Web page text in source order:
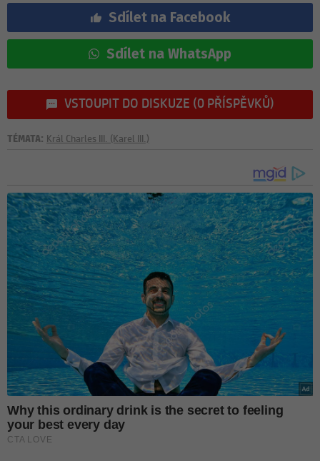
Sdílet na Facebook
Sdílet na WhatsApp
VSTOUPIT DO DISKUZE (0 PŘÍSPĚVKŮ)
TÉMATA: Král Charles III. (Karel III.)